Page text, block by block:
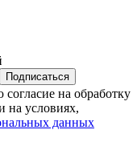
Подписаться
на обработку
на условиях,
данных